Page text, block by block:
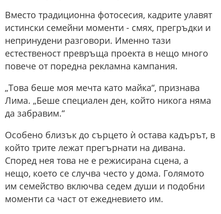
Вместо традиционна фотосесия, кадрите улавят
истински семейни моменти - смях, прегръдки и
непринудени разговори. Именно тази
естественост превръща проекта в нещо много
повече от поредна рекламна кампания.
„Това беше моя мечта като майка“, признава
Лима. „Беше специален ден, който никога няма
да забравим.“
Особено близък до сърцето ѝ остава кадърът, в
който трите лежат прегърнати на дивана.
Според нея това не е режисирана сцена, а
нещо, което се случва често у дома. Голямото
им семейство включва седем души и подобни
моменти са част от ежедневието им.